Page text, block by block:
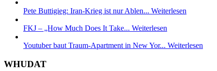
Pete Buttigieg: Iran-Krieg ist nur Ablen... Weiterlesen
FKJ – „How Much Does It Take... Weiterlesen
Youtuber baut Traum-Apartment in New Yor... Weiterlesen
WHUDAT